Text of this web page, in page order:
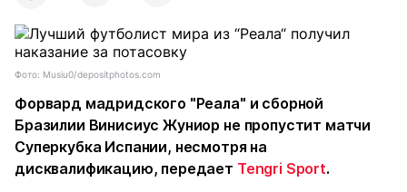
Фото: Musiu0/depositphotos.com
Форвард мадридского "Реала" и сборной
Бразилии Винисиус Жуниор не пропустит матчи
Суперкубка Испании, несмотря на
дисквалификацию, передает Tengri Sport.